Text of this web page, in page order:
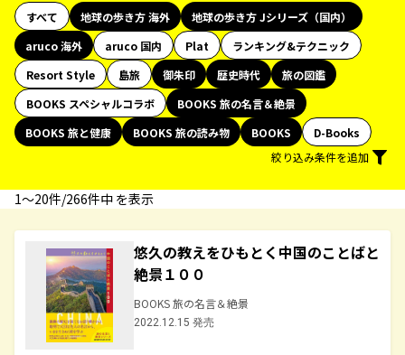
すべて 地球の歩き方 海外
地球の歩き方 Jシリーズ（国内）
aruco 海外
aruco 国内 Plat
ランキング&テクニック
Resort Style
島旅 御朱印 歴史時代
旅の図鑑
BOOKS スペシャルコラボ
BOOKS 旅の名言＆絶景
BOOKS 旅と健康
BOOKS 旅の読み物 BOOKS
D-Books
絞り込み条件を追加
1〜20件/266件中 を表示
悠久の教えをひもとく中国のことばと
絶景１００
BOOKS 旅の名言＆絶景
2022.12.15 発売